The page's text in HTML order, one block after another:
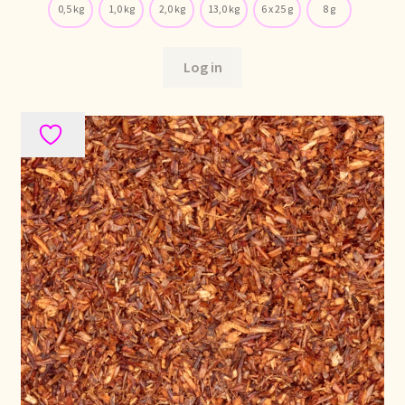
Stock matters
Terms and Conditions
Über uns
Unsere Vision von Tee
Versand und Lieferung
Verzenden en bezorgen
Voedselveiligheid
0,5 kg 1,0 kg 2,0 kg 13,0 kg 6 x 25 g 8 g
Log in